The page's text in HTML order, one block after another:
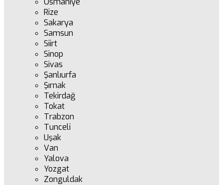
Rize
Sakarya
Samsun
Siirt
Sinop
Sivas
Şanlıurfa
Şırnak
Tekirdağ
Tokat
Trabzon
Tunceli
Uşak
Van
Yalova
Yozgat
Zonguldak